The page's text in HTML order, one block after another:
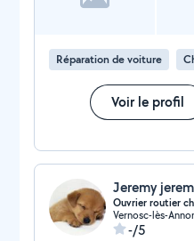
Réparation de voiture
Voir le profil
Jeremy
Ouvrier routier
-/5